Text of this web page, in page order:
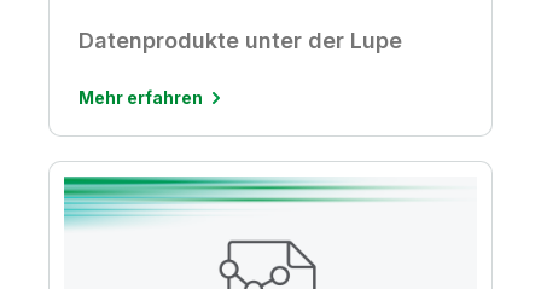
Datenprodukte unter der Lupe
Mehr erfahren